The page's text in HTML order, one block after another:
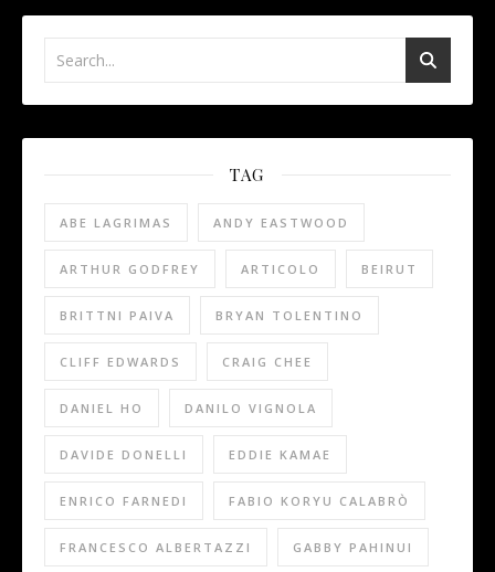
TAG
ABE LAGRIMAS ANDY EASTWOOD
ARTHUR GODFREY ARTICOLO BEIRUT
BRITTNI PAIVA BRYAN TOLENTINO
CLIFF EDWARDS CRAIG CHEE
DANIEL HO DANILO VIGNOLA
DAVIDE DONELLI EDDIE KAMAE
ENRICO FARNEDI FABIO KORYU CALABRÒ
FRANCESCO ALBERTAZZI GABBY PAHINUI